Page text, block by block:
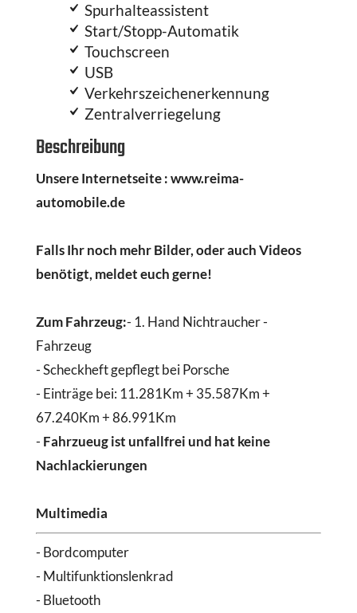
Spurhalteassistent
Start/Stopp-Automatik
Touchscreen
USB
Verkehrszeichenerkennung
Zentralverriegelung
Beschreibung
Unsere Internetseite : www.reima-
automobile.de
Falls Ihr noch mehr Bilder, oder auch Videos
benötigt, meldet euch gerne!
Zum Fahrzeug:- 1. Hand Nichtraucher -
Fahrzeug
- Scheckheft gepflegt bei Porsche
- Einträge bei: 11.281Km + 35.587Km +
67.240Km + 86.991Km
- Fahrzueug ist unfallfrei und hat keine
Nachlackierungen
Multimedia
- Bordcomputer
- Multifunktionslenkrad
- Bluetooth